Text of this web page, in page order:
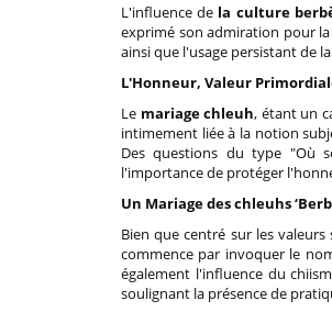
L'influence de la culture
exprimé son admiration pour
ainsi que l'usage persistant de
L'Honneur, Valeur
Le mariage chleuh, étant un
intimement liée à la notion
Des questions du type "Où
l'importance de protéger
Un Mariage des chleuhs
Bien que centré sur les
commence par invoquer le
également l'influence du
soulignant la présence de